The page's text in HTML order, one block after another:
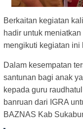
Berkaitan kegiatan
hadir untuk
mengikuti kegiatan ini
Dalam kesempatan
santunan bagi anak
kepada guru
banruan dari IGRA
BAZNAS Kab